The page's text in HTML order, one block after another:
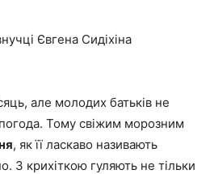
Євгена Сидіхіна
але молодих батьків не
Тому свіжим морозним
, як її ласкаво називають
З крихіткою гуляють не тільки